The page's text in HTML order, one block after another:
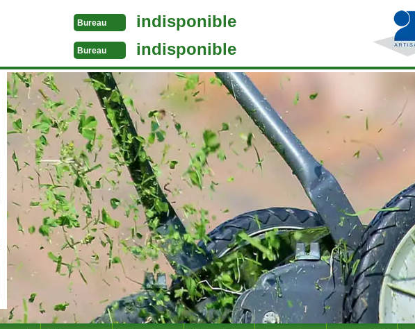
Bureau indisponible
Bureau indisponible